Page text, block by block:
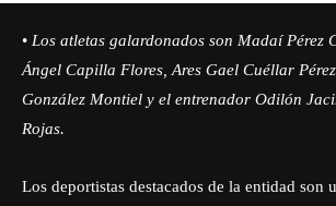
• Los atletas galardonados son Madaí Pérez
Ángel Capilla Flores, Ares Gael Cuéllar
González Montiel y el entrenador Odilón
Rojas.
Los deportistas destacados de la entidad son